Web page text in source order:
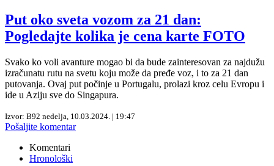
Put oko sveta vozom za 21 dan:
Pogledajte kolika je cena karte FOTO
Svako ko voli avanture mogao bi da bude zainteresovan za najdužu
izračunatu rutu na svetu koju može da pređe voz, i to za 21 dan
putovanja. Ovaj put počinje u Portugalu, prolazi kroz celu Evropu i
ide u Aziju sve do Singapura.
Izvor: B92 nedelja, 10.03.2024. | 19:47
Pošaljite komentar
Komentari
Hronološki